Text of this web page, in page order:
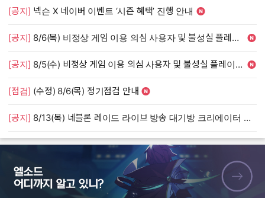
[공지] 넥슨 X 네이버 이벤트 ‘시즌 혜택’ 진행 안내
[공지] 8/6(목) 비정상 게임 이용 의심 사용자 및 불성실 플레이 단속 안내
[공지] 8/5(수) 비정상 게임 이용 의심 사용자 및 불성실 플레이 단속 안내
[점검] (수정) 8/6(목) 정기점검 안내
[공지] 8/13(목) 네블론 레이드 라이브 방송 대기방 크리에이터 모집 안내
엘소드 어디까지 알고 있니?